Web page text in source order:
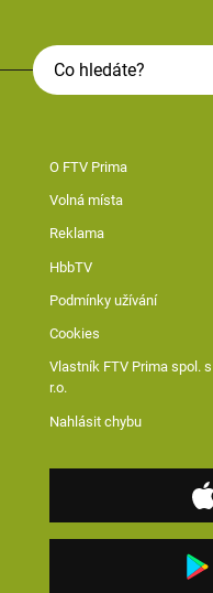
O FTV Prima
Volná místa
Reklama
HbbTV
Podmínky užívání
Cookies
Vlastník FTV Prima spol. s
r.o.
Nahlásit chybu